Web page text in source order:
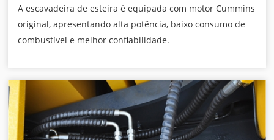
A escavadeira de esteira é equipada com motor Cummins
original, apresentando alta potência, baixo consumo de
combustível e melhor confiabilidade.